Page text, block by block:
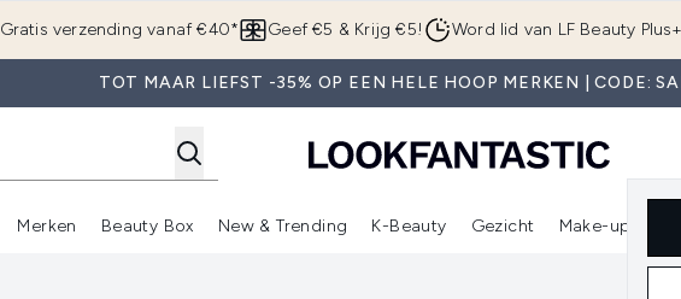
Overslaan naar de hoofdinhoud
Gratis verzending vanaf €40* Geef €5 & Krijg €5! Word lid van LF Beauty Plus+
TOT MAAR LIEFST -35% OP EEN HELE HOOP MERKEN | CODE:
Enter submenu (Zomer)Enter submenu (Sale)
Merken
Enter submenu (Merken)
Beauty Box
Enter submenu (Beauty Box)
New & Trending
Enter submenu (New & Trending)
K-Beauty
Enter submenu (K-Beauty)
Gezicht Make-up